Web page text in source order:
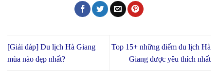
[Giải đáp] Du lịch Hà Giang
mùa nào đẹp nhất?
Top 15+ những điểm du lịch Hà
Giang được yêu thích nhất